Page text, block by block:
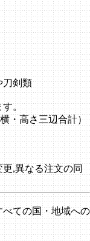
刀剣類
。
・高さ三辺合計）
,異なる注文の同
ての国・地域への